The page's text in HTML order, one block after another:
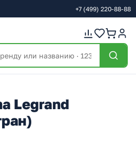
+7 (499) 220-88-88
Legrand